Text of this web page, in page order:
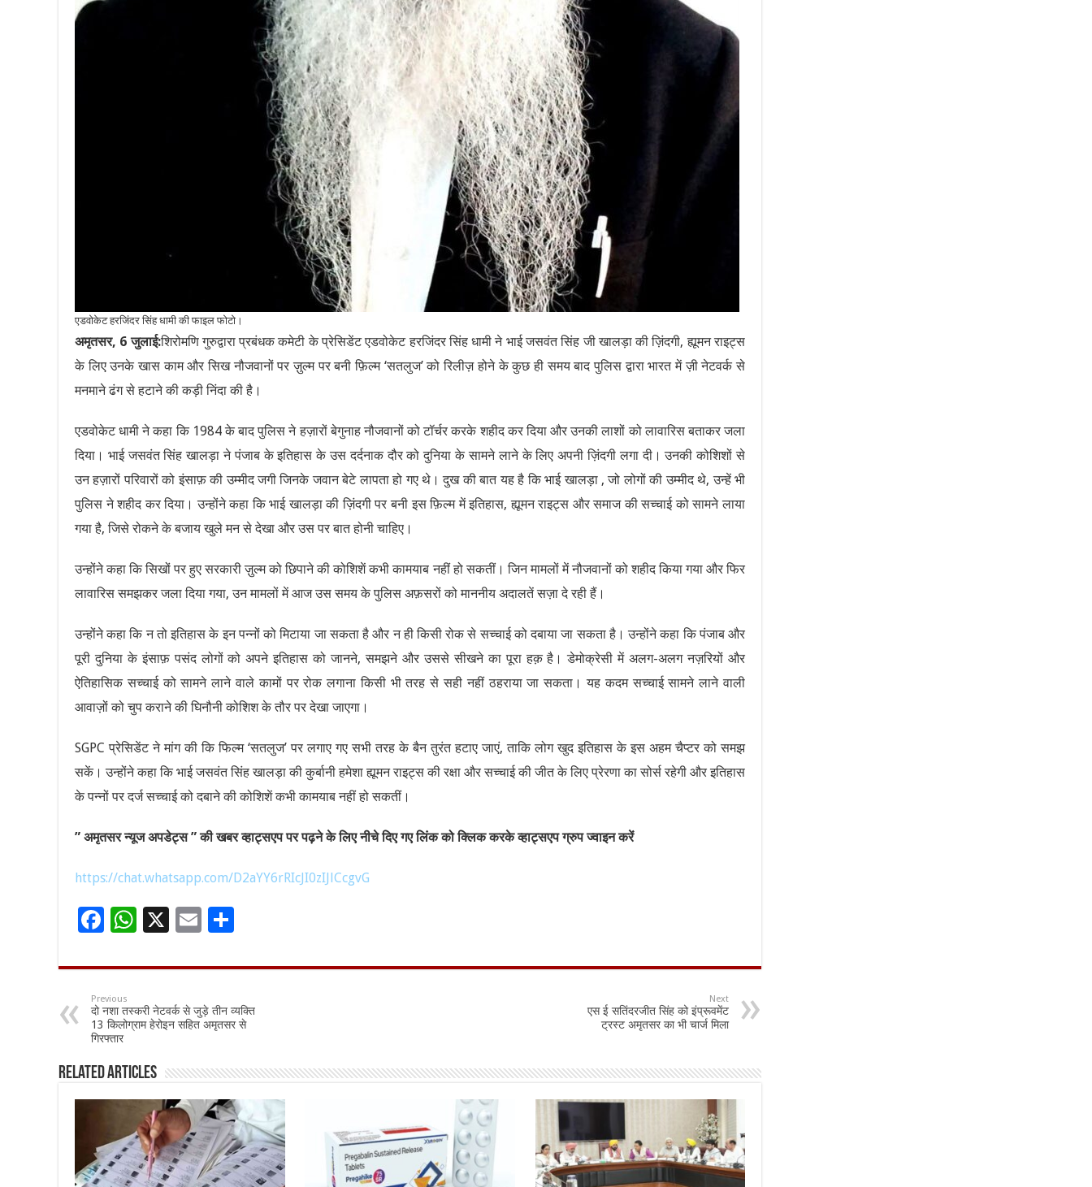
एडवोकेट हरजिंदर सिंह धामी की फाइल फोटो।
अमृतसर, 6 जुलाई:शिरोमणि गुरुद्वारा प्रबंधक कमेटी के प्रेसिडेंट एडवोकेट हरजिंदर सिंह धामी ने भाई जसवंत सिंह जी खालड़ा की ज़िंदगी, ह्यूमन राइट्स
के लिए उनके खास काम और सिख नौजवानों पर ज़ुल्म पर बनी फ़िल्म ‘सतलुज’ को रिलीज़ होने के कुछ ही समय बाद पुलिस द्वारा भारत में ज़ी नेटवर्क से
मनमाने ढंग से हटाने की कड़ी निंदा की है।
एडवोकेट धामी ने कहा कि 1984 के बाद पुलिस ने हज़ारों बेगुनाह नौजवानों को टॉर्चर करके शहीद कर दिया और उनकी लाशों को लावारिस बताकर जला
दिया। भाई जसवंत सिंह खालड़ा ने पंजाब के इतिहास के उस दर्दनाक दौर को दुनिया के सामने लाने के लिए अपनी ज़िंदगी लगा दी। उनकी कोशिशों से
उन हज़ारों परिवारों को इंसाफ़ की उम्मीद जगी जिनके जवान बेटे लापता हो गए थे। दुख की बात यह है कि भाई खालड़ा , जो लोगों की उम्मीद थे, उन्हें भी
पुलिस ने शहीद कर दिया। उन्होंने कहा कि भाई खालड़ा की ज़िंदगी पर बनी इस फ़िल्म में इतिहास, ह्यूमन राइट्स और समाज की सच्चाई को सामने लाया
गया है, जिसे रोकने के बजाय खुले मन से देखा और उस पर बात होनी चाहिए।
उन्होंने कहा कि सिखों पर हुए सरकारी ज़ुल्म को छिपाने की कोशिशें कभी कामयाब नहीं हो सकतीं। जिन मामलों में नौजवानों को शहीद किया गया और फिर
लावारिस समझकर जला दिया गया, उन मामलों में आज उस समय के पुलिस अफ़सरों को माननीय अदालतें सज़ा दे रही हैं।
उन्होंने कहा कि न तो इतिहास के इन पन्नों को मिटाया जा सकता है और न ही किसी रोक से सच्चाई को दबाया जा सकता है। उन्होंने कहा कि पंजाब और
पूरी दुनिया के इंसाफ़ पसंद लोगों को अपने इतिहास को जानने, समझने और उससे सीखने का पूरा हक़ है। डेमोक्रेसी में अलग-अलग नज़रियों और
ऐतिहासिक सच्चाई को सामने लाने वाले कामों पर रोक लगाना किसी भी तरह से सही नहीं ठहराया जा सकता। यह कदम सच्चाई सामने लाने वाली
आवाज़ों को चुप कराने की घिनौनी कोशिश के तौर पर देखा जाएगा।
SGPC प्रेसिडेंट ने मांग की कि फिल्म ‘सतलुज’ पर लगाए गए सभी तरह के बैन तुरंत हटाए जाएं, ताकि लोग खुद इतिहास के इस अहम चैप्टर को समझ
सकें। उन्होंने कहा कि भाई जसवंत सिंह खालड़ा की कुर्बानी हमेशा ह्यूमन राइट्स की रक्षा और सच्चाई की जीत के लिए प्रेरणा का सोर्स रहेगी और इतिहास
के पन्नों पर दर्ज सच्चाई को दबाने की कोशिशें कभी कामयाब नहीं हो सकतीं।
” अमृतसर न्यूज अपडेट्स ” की खबर व्हाट्सएप पर पढ़ने के लिए नीचे दिए गए लिंक को क्लिक करके व्हाट्सएप ग्रुप ज्वाइन करें
https://chat.whatsapp.com/D2aYY6rRIcJI0zIJlCcgvG
F
e
b
o
o
k
W
at
sA
p
X
E
ai
l
ar
e
Previous
दो नशा तस्करी नेटवर्क से जुड़े तीन व्यक्ति
13 किलोग्राम हेरोइन सहित अमृतसर से
गिरफ्तार
Next
एस ई सतिंदरजीत सिंह को इंप्रूवमेंट
ट्रस्ट अमृतसर का भी चार्ज मिला
Related Articles